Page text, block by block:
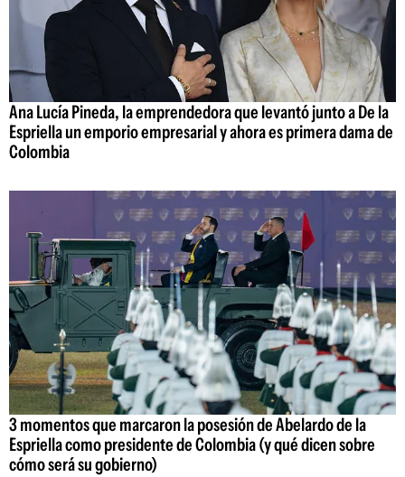
Ana Lucía Pineda, la emprendedora que levantó junto a De la
Espriella un emporio empresarial y ahora es primera dama de
Colombia
3 momentos que marcaron la posesión de Abelardo de la
Espriella como presidente de Colombia (y qué dicen sobre
cómo será su gobierno)